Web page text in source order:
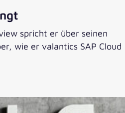
spricht er über seinen
wie er valantics SAP Cloud